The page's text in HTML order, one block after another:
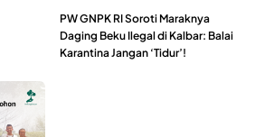
PW GNPK RI Soroti Maraknya
Daging Beku Ilegal di Kalbar: Balai
Karantina Jangan ‘Tidur’!